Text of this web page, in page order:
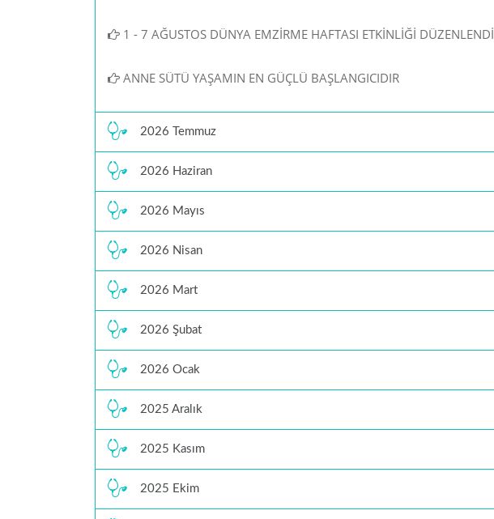
1 - 7 AĞUSTOS DÜNYA EMZİRME HAFTASI ETKİNLİĞİ DÜZENLENDİ
ANNE SÜTÜ YAŞAMIN EN GÜÇLÜ BAŞLANGICIDIR
2026 Temmuz
2026 Haziran
2026 Mayıs
2026 Nisan
2026 Mart
2026 Şubat
2026 Ocak
2025 Aralık
2025 Kasım
2025 Ekim